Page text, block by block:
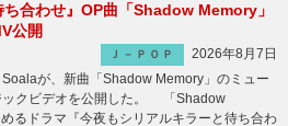
ち合わせ』OP曲「Shadow Memory」
公開
Ｊ－ＰＯＰ
2026年8月7日
が、新曲「Shadow Memory」のミュー
ックビデオを公開した。 「Shadow
るドラマ『今夜もシリアルキラーと待ち合わ